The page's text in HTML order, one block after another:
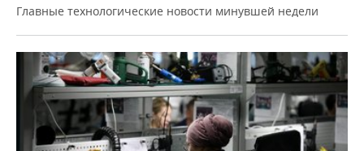
Главные технологические новости минувшей недели